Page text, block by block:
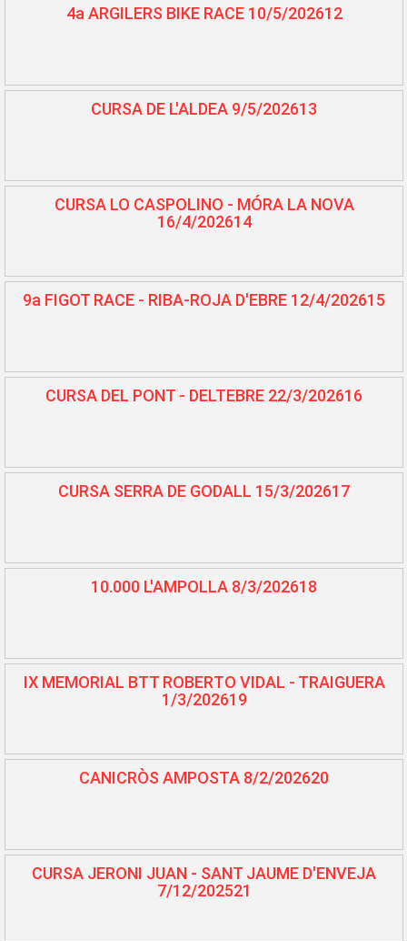
4a ARGILERS BIKE RACE 10/5/202612
CURSA DE L'ALDEA 9/5/202613
CURSA LO CASPOLINO - MÓRA LA NOVA
16/4/202614
9a FIGOT RACE - RIBA-ROJA D'EBRE 12/4/202615
CURSA DEL PONT - DELTEBRE 22/3/202616
CURSA SERRA DE GODALL 15/3/202617
10.000 L'AMPOLLA 8/3/202618
IX MEMORIAL BTT ROBERTO VIDAL - TRAIGUERA
1/3/202619
CANICRÒS AMPOSTA 8/2/202620
CURSA JERONI JUAN - SANT JAUME D'ENVEJA
7/12/202521